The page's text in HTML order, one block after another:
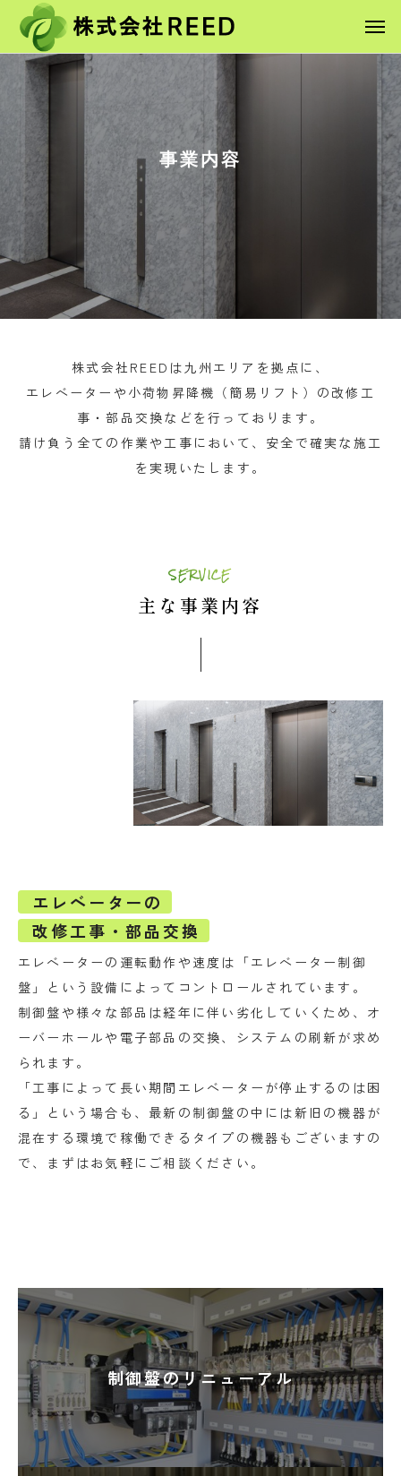
事業内容
株式会社REEDは九州エリアを拠点に、
エレベーターや小荷物昇降機（簡易リフト）の改修工
事・部品交換などを行っております。
請け負う全ての作業や工事において、安全で確実な施工
を実現いたします。
SERVICE
主な事業内容
エレベーターの
改修工事・部品交換
エレベーターの運転動作や速度は「エレベーター制御
盤」という設備によってコントロールされています。
制御盤や様々な部品は経年に伴い劣化していくため、オ
ーバーホールや電子部品の交換、システムの刷新が求め
られます。
「工事によって長い期間エレベーターが停止するのは困
る」という場合も、最新の制御盤の中には新旧の機器が
混在する環境で稼働できるタイプの機器もございますの
で、まずはお気軽にご相談ください。
制御盤のリニューアル